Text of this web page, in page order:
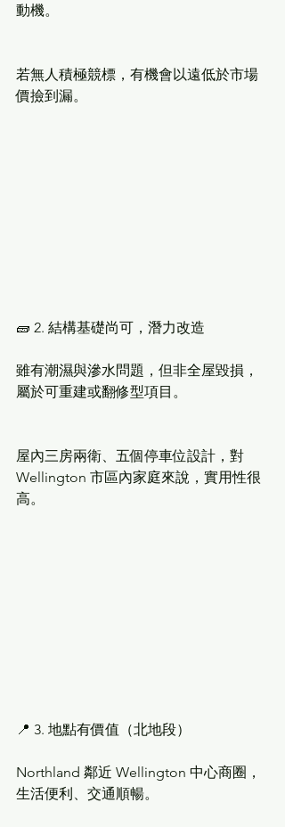
動機。
若無人積極競標，有機會以遠低於市場
價撿到漏。
🧱 2. 結構基礎尚可，潛力改造
雖有潮濕與滲水問題，但非全屋毀損，
屬於可重建或翻修型項目。
屋內三房兩衛、五個停車位設計，對
Wellington 市區內家庭來說，實用性很
高。
📍 3. 地點有價值（北地段）
Northland 鄰近 Wellington 中心商圈，
生活便利、交通順暢。